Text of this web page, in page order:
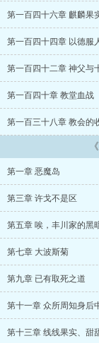
一次次超凡事件接
物存在，已生成神
眼，可容纳蛇蛇果
生，可容纳血血果
性全知全能，可容
野心，看着已然化
后。 上帝轮流做，
第一百四十六章 麒麟果
第一百四十四章 以德服
第一百四十二章 神父与
第一百四十章 教堂血战
第一百三十八章 教会的
第一章 恶魔岛
第三章 许戈不是区
第五章 唉，丰川家的黑
第七章 大波斯菊
第九章 已有取死之道
第十一章 众所周知身后
第十三章 线线果实、甜